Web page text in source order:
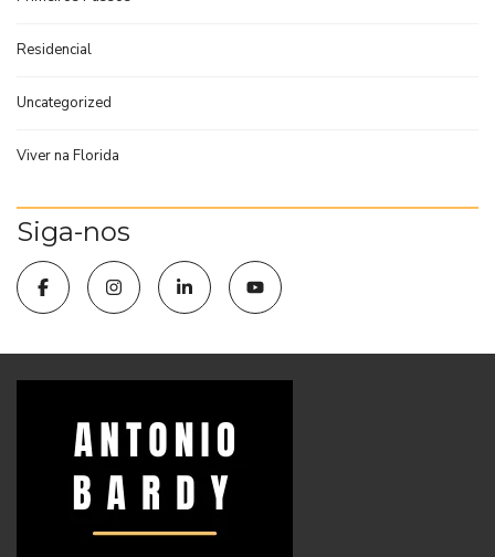
Residencial
Uncategorized
Viver na Florida
Siga-nos